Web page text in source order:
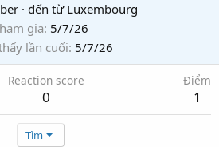
· đến từ Luxembourg
gia 5/7/26
lần cuối 5/7/26
Reaction score
0
Điểm
1
Tìm